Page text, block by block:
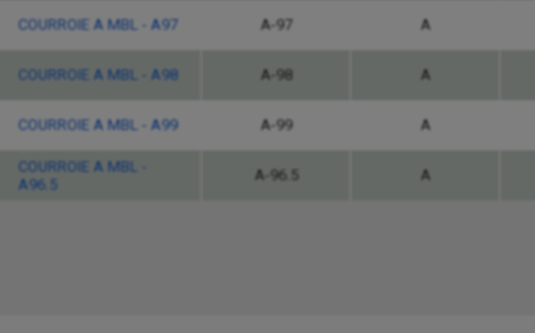
COURROIE A MBL - A97 A-97 A
COURROIE A MBL - A98 A-98 A
COURROIE A MBL - A99 A-99 A
COURROIE A MBL -
A96.5
A-96.5 A